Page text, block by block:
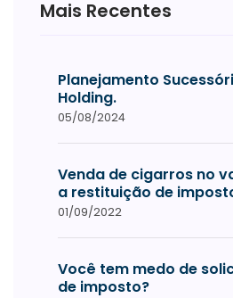
Mais Recentes
Planejamento
Holding.
05/08/2024
Venda de cigarros no
a restituição de
01/09/2022
Você tem medo de
de imposto?